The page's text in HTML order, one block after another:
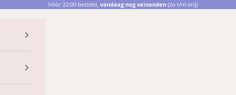
Vóór 22:00 besteld, vandaag nog verzonden (zo t/m vrij)